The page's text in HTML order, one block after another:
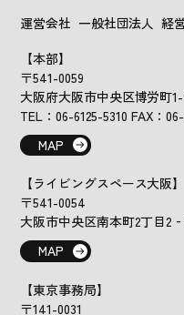
運営会社 一般社団法人 経
【本部】
〒541-0059
大阪府大阪市中央区博労町
TEL：06-6125-5310 FAX：
MAP
【ライビングスペース大阪】
〒541-0054
大阪市中央区南本町2丁目
MAP
【東京事務局】
〒141-0031